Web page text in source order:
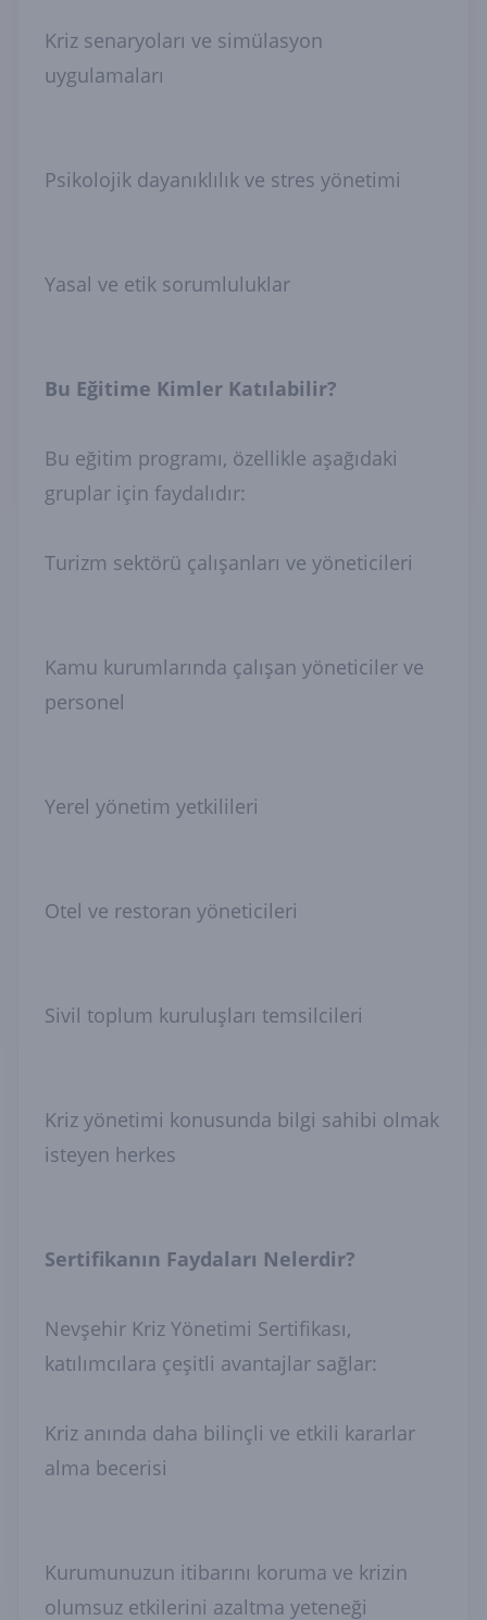
Kriz senaryoları ve simülasyon
uygulamaları
Psikolojik dayanıklılık ve stres yönetimi
Yasal ve etik sorumluluklar
Bu Eğitime Kimler Katılabilir?
Bu eğitim programı, özellikle aşağıdaki
gruplar için faydalıdır:
Turizm sektörü çalışanları ve yöneticileri
Kamu kurumlarında çalışan yöneticiler ve
personel
Yerel yönetim yetkilileri
Otel ve restoran yöneticileri
Sivil toplum kuruluşları temsilcileri
Kriz yönetimi konusunda bilgi sahibi olmak
isteyen herkes
Sertifikanın Faydaları Nelerdir?
Nevşehir Kriz Yönetimi Sertifikası,
katılımcılara çeşitli avantajlar sağlar:
Kriz anında daha bilinçli ve etkili kararlar
alma becerisi
Kurumunuzun itibarını koruma ve krizin
olumsuz etkilerini azaltma yeteneği